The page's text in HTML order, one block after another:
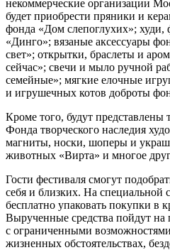
некоммерческие организации
будет приобрести пряники и
фонда «Дом слепоглухих»;
«Динго»; вязаные аксессуары
свет»; открытки, браслеты и
сейчас»; свечи и мыло ручной
семейные»; мягкие елочные
и игрушечных котов доброты
Кроме того, будут представлены
Фонда творческого наследия
магниты, носки, шоперы и
животных «Вирта» и многое
Гости фестиваля смогут
себя и близких. На специальной
бесплатно упаковать покупки в
Вырученные средства пойдут на
с ограниченными
жизненных обстоятельствах,